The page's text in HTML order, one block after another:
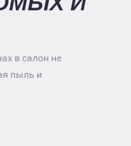
в салон не
пыль и